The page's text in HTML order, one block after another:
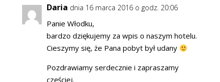
Daria dnia 16 marca 2016 o godz. 20:06
Panie Włodku,
bardzo dziękujemy za wpis o naszym hotelu.
Cieszymy się, że Pana pobyt był udany
Pozdrawiamy serdecznie i zapraszamy
częściej.